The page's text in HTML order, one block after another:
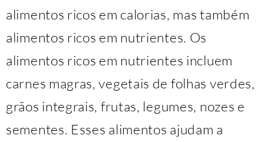
alimentos ricos em calorias, mas também
alimentos ricos em nutrientes. Os
alimentos ricos em nutrientes incluem
carnes magras, vegetais de folhas verdes,
grãos integrais, frutas, legumes, nozes e
sementes. Esses alimentos ajudam a